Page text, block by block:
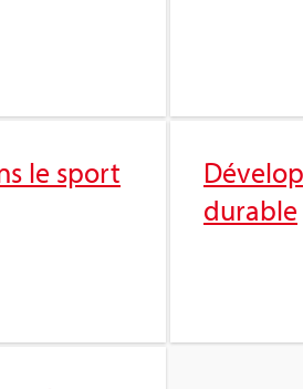
le sport
durable